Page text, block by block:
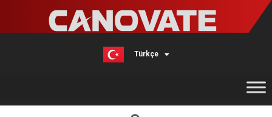
Türkçe
English